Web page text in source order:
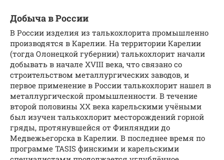
Добыча в России
В России изделия из талькохлорита промышленно
производятся в Карелии. На территории Карелии
(тогда Олонецкой губернии) талькохлорит начали
добывать в начале XVIII века, что связано со
строительством металлургических заводов, и
первое применение в России талькохлорит нашел в
металлургической промышленности. В течение
второй половины XX века карельскими учёными
был изучен талькохлорит месторождений горной
гряды, протянувшейся от Финляндии до
Медвежьегорска в Карелии. В последнее время по
программе TASIS финскими и карельскими